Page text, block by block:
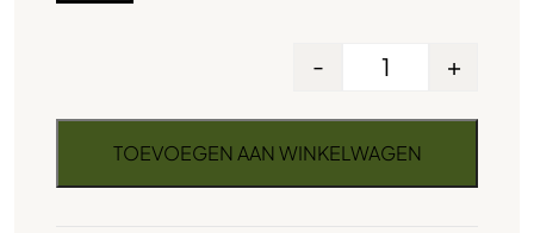
- +
TOEVOEGEN AAN WINKELWAGEN